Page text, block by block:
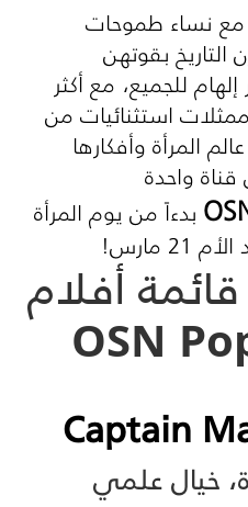
نساء طموحات
بقوتهن
للجميع، مع أكثر
ممثلات استثنائيات من
المرأة وأفكارها
واحدة
بدءاً من يوم المرأة
أفلام
OSN
Captain
خيال علمي